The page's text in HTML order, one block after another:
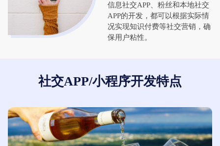
信息社交APP、粉丝和本地社交
APP的开发，都可以根据实际情
况实现知识付费等社交营销，确
保用户粘性。
社交APP/小程序开发特点